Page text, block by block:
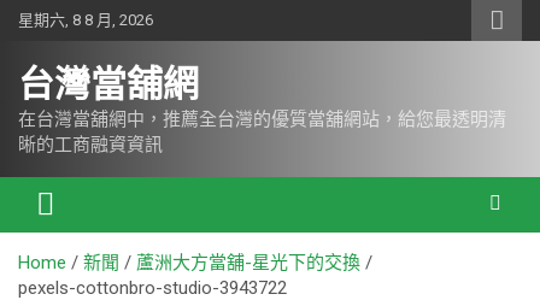
Skip
content
星期六, 8 8 月, 2026
台灣當舖網
在台灣當舖網中，推薦全台灣的優質當舖網站，給您最透明清
晰的工商融資資訊
Home 新聞
蘆洲大方當舖-星光下的交換
pexels-cottonbro-studio-3943722